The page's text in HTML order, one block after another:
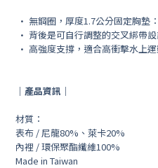
• 無鋼圈，厚度1.7公分固定胸墊
• 背後是可自行調整的交叉綁帶
• 高強度支撐，適合高衝擊水上
｜產品資訊｜
材質：
表布 / 尼龍80%、萊卡20%
內裡 / 環保聚酯纖維100%
Made in Taiwan